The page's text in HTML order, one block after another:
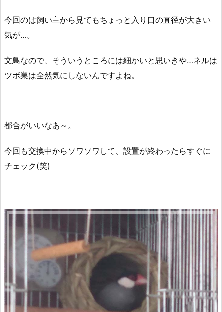
今回のは飼い主から見てもちょっと入り口の直径が大きい
気が…。
文鳥なので、そういうところには細かいと思いきや…ネルは
ツボ巣は全然気にしないんですよね。
都合がいいなあ～。
今回も交換中からソワソワして、設置が終わったらすぐに
チェック(笑)